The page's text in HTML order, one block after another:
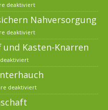
deaktiviert
Nahversorgung
deaktiviert
Kasten-Knarren
deaktiviert